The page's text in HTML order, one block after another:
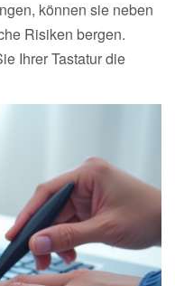
können sie neben
Risiken bergen.
Ihrer Tastatur die